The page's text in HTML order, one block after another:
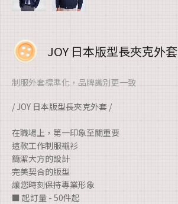
JOY 日本版型長夾克外套
制服外套標準化，品牌識別更一致
/ JOY 日本版型長夾克外套 /
在職場上，第一印象至關重要
這款工作制服襯衫
簡潔大方的設計
完美契合的版型
讓您時刻保持專業形象
■ 起訂量 - 50件起